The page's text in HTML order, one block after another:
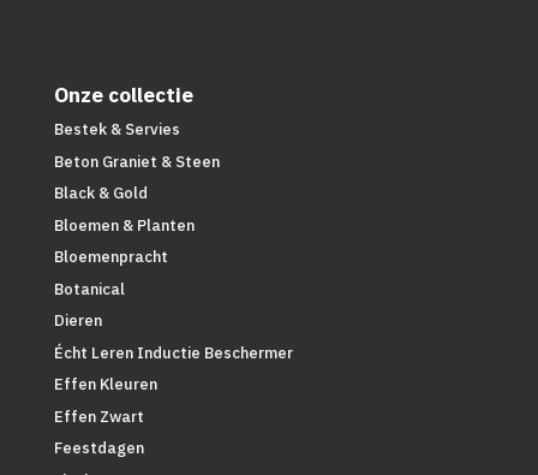
Onze collectie
Bestek & Servies
Beton Graniet & Steen
Black & Gold
Bloemen & Planten
Bloemenpracht
Botanical
Dieren
Écht Leren Inductie Beschermer
Effen Kleuren
Effen Zwart
Feestdagen